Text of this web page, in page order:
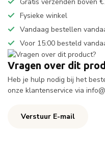
Fysieke winkel
Vandaag bestellen
Voor 15:00 besteld
Vragen over dit
Heb je hulp nodig bij het
onze klantenservice via
Verstuur E-mail